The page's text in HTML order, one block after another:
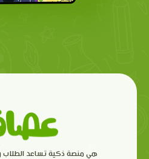
هي منصة ذكية تساعد الطلاب